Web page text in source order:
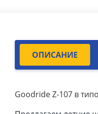
ОПИСАНИЕ
Goodride Z-107 в